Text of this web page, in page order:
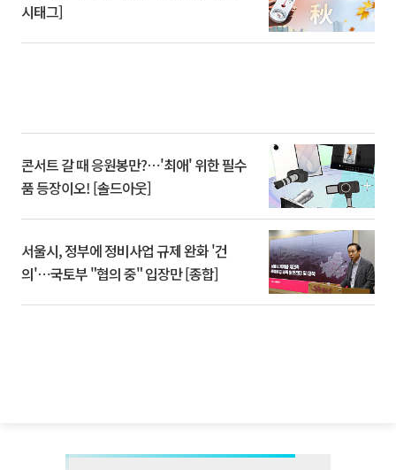
시태그]
콘서트 갈 때 응원봉만?⋯'최애' 위한 필수
품 등장이오! [솔드아웃]
서울시, 정부에 정비사업 규제 완화 '건
의'⋯국토부 "협의 중" 입장만 [종합]